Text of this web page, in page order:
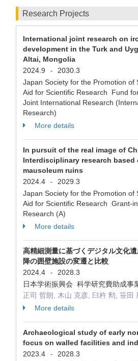
Research Projects
International joint research on
development in the Turk and
Altai, Mongolia
2024.9
-
2030.3
Japan Society for the Promotion
Aid for Scientific Research Fund
Joint International Research
Research)
More details
In pursuit of the real image of
Interdisciplinary research
mausoleum ruins
2024.4
-
2029.3
Japan Society for the Promotion
Aid for Scientific Research Grant-
Research (A)
More details
高精細測量に基づくデジタル文化
降の囲壁施設の変遷と比較
2024.4
-
2028.3
日本学術振興会 科学研究費助成事
正司 哲朗, 木山 克彦, 臼杵 勲, 笹田
More details
Archaeological study of early
focus on walled facilities and
2023.4
-
2028.3